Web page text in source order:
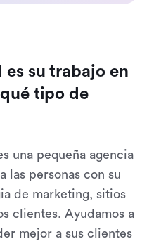
es su trabajo en
qué tipo de
una pequeña agencia
las personas con su
de marketing, sitios
clientes. Ayudamos a
mejor a sus clientes